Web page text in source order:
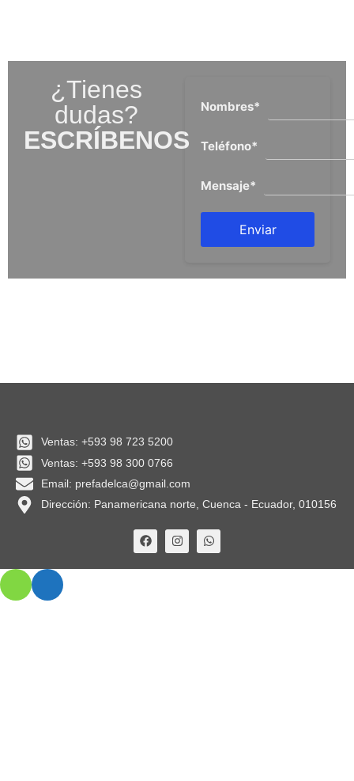
¿Tienes
dudas?
ESCRÍBENOS
Nombres*
Teléfono*
Mensaje*
Ventas: +593 98 723 5200
Ventas: +593 98 300 0766
Email: prefadelca@gmail.com
Dirección: Panamericana norte, Cuenca - Ecuador, 010156